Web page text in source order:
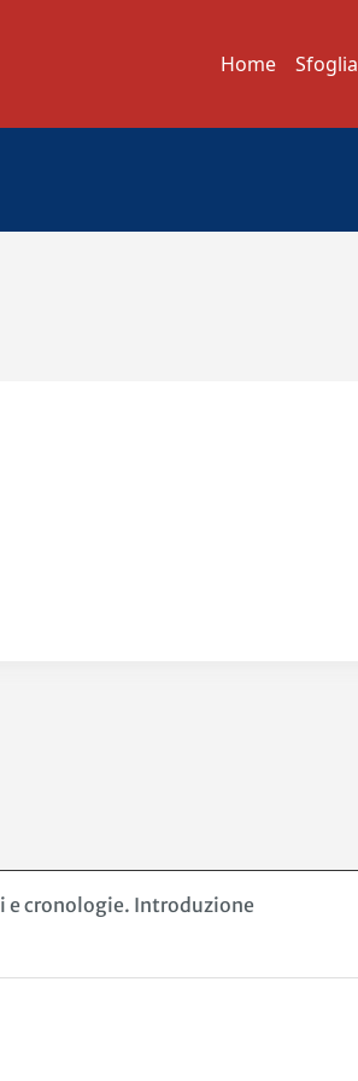
Home Sfoglia
e cronologie. Introduzione